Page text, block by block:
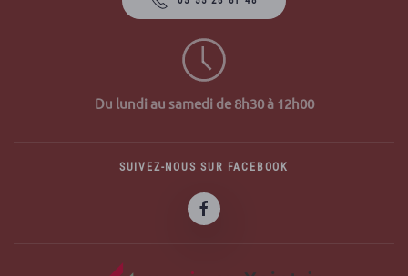
Du lundi au samedi de 8h30 à 12h00
SUIVEZ-NOUS SUR FACEBOOK